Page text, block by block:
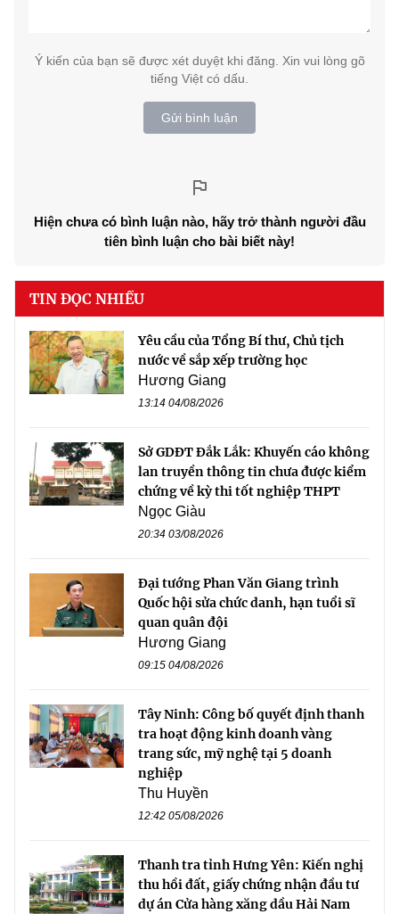
Ý kiến của bạn sẽ được xét duyệt khi đăng. Xin vui lòng gõ
tiếng Việt có dấu.
Gửi bình luận
Hiện chưa có bình luận nào, hãy trở thành người đầu
tiên bình luận cho bài biết này!
TIN ĐỌC NHIỀU
Yêu cầu của Tổng Bí thư, Chủ tịch
nước về sắp xếp trường học
Hương Giang
13:14 04/08/2026
Sở GDĐT Đắk Lắk: Khuyến cáo không
lan truyền thông tin chưa được kiểm
chứng về kỳ thi tốt nghiệp THPT
Ngọc Giàu
20:34 03/08/2026
Đại tướng Phan Văn Giang trình
Quốc hội sửa chức danh, hạn tuổi sĩ
quan quân đội
Hương Giang
09:15 04/08/2026
Tây Ninh: Công bố quyết định thanh
tra hoạt động kinh doanh vàng
trang sức, mỹ nghệ tại 5 doanh
nghiệp
Thu Huyền
12:42 05/08/2026
Thanh tra tỉnh Hưng Yên: Kiến nghị
thu hồi đất, giấy chứng nhận đầu tư
dự án Cửa hàng xăng dầu Hải Nam